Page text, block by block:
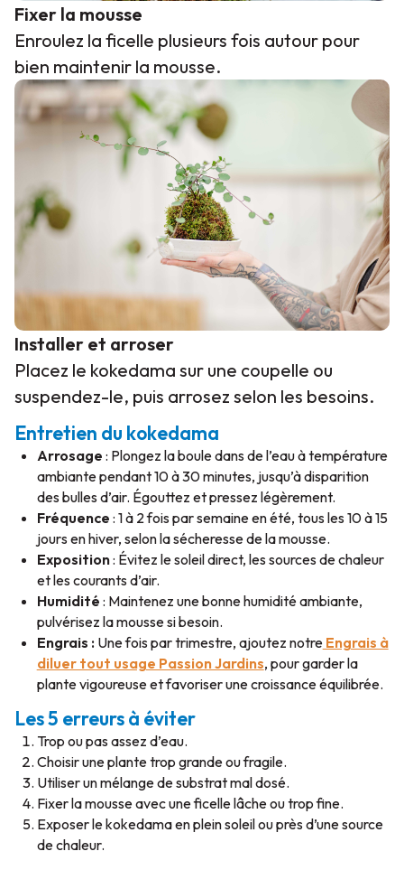
Fixer la mousse
Enroulez la ficelle plusieurs fois autour pour
bien maintenir la mousse.
Installer et arroser
Placez le kokedama sur une coupelle ou
suspendez-le, puis arrosez selon les besoins.
Entretien du kokedama
Arrosage : Plongez la boule dans de l’eau à température
ambiante pendant 10 à 30 minutes, jusqu’à disparition
des bulles d’air. Égouttez et pressez légèrement.
Fréquence : 1 à 2 fois par semaine en été, tous les 10 à 15
jours en hiver, selon la sécheresse de la mousse.
Exposition: Évitez le soleil direct, les sources de chaleur
et les courants d’air.
Humidité : Maintenez une bonne humidité ambiante,
pulvérisez la mousse si besoin.
Engrais : Une fois par trimestre, ajoutez notreEngrais à
diluer tout usage Passion Jardins, pour garder la
plante vigoureuse et favoriser une croissance équilibrée.
Les 5 erreurs à éviter
Trop ou pas assez d’eau.
Choisir une plante trop grande ou fragile.
Utiliser un mélange de substrat mal dosé.
Fixer la mousse avec une ficelle lâche ou trop fine.
Exposer le kokedama en plein soleil ou près d’une source
de chaleur.